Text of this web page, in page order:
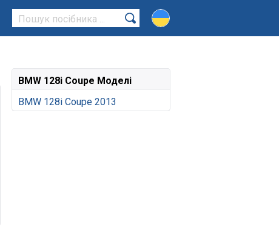
BMW 128i Coupe Моделі
BMW 128i Coupe 2013